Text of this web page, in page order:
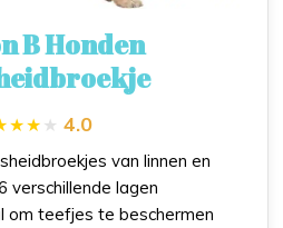
B Honden
4.0
van linnen en
verschillende lagen
om teefjes te beschermen